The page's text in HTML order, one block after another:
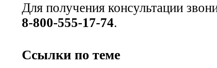
Для получения консультации
8-800-555-17-74.
Ссылки по теме